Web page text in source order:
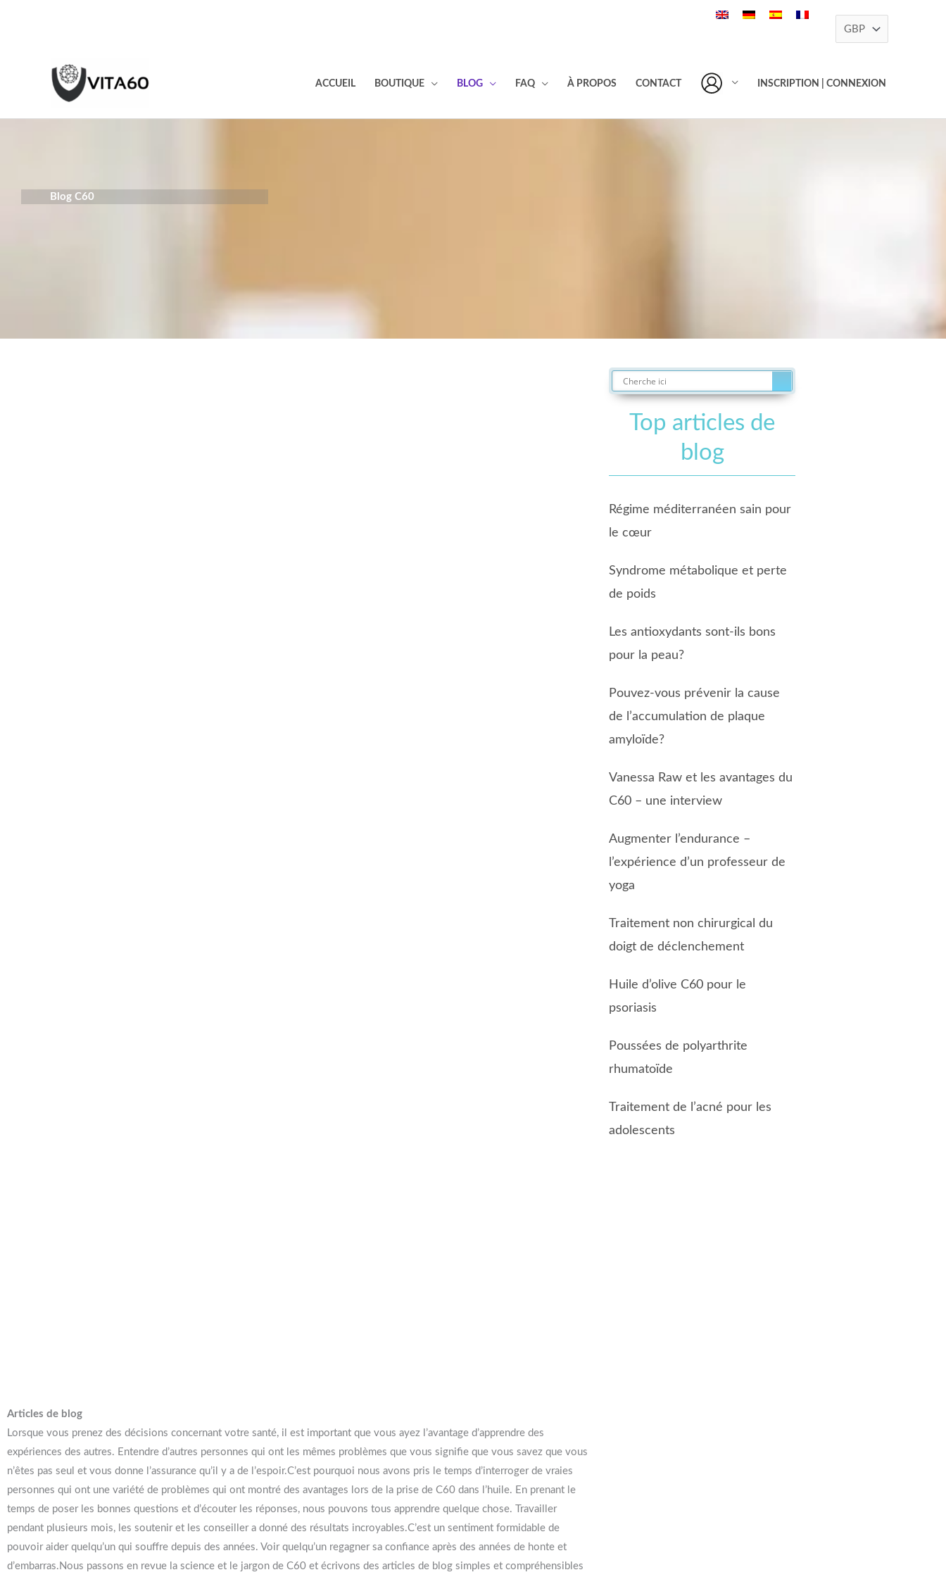
ACCUEIL BOUTIQUE BLOG FAQ À PROPOS CONTACT INSCRIPTION | CONNEXION
Blog C60
Articles de blog
Lorsque vous prenez des décisions concernant votre santé, il est important que vous ayez l’avantage d’apprendre des
expériences des autres. Entendre d’autres personnes qui ont les mêmes problèmes que vous signifie que vous savez que vous
n’êtes pas seul et vous donne l’assurance qu’il y a de l’espoir.C’est pourquoi nous avons pris le temps d’interroger de vraies
personnes qui ont une variété de problèmes qui ont montré des avantages lors de la prise de C60 dans l’huile. En prenant le
temps de poser les bonnes questions et d’écouter les réponses, nous pouvons tous apprendre quelque chose. Travailler
pendant plusieurs mois, les soutenir et les conseiller a donné des résultats incroyables.C’est un sentiment formidable de
pouvoir aider quelqu’un qui souffre depuis des années. Voir quelqu’un regagner sa confiance après des années de honte et
d’embarras.Nous passons en revue la science et le jargon de C60 et écrivons des articles de blog simples et compréhensibles
Top articles de
blog
Régime méditerranéen sain pour
le cœur
Syndrome métabolique et perte
de poids
Les antioxydants sont-ils bons
pour la peau?
Pouvez-vous prévenir la cause
de l’accumulation de plaque
amyloïde?
Vanessa Raw et les avantages du
C60 – une interview
Augmenter l’endurance –
l’expérience d’un professeur de
yoga
Traitement non chirurgical du
doigt de déclenchement
Huile d’olive C60 pour le
psoriasis
Poussées de polyarthrite
rhumatoïde
Traitement de l’acné pour les
adolescents